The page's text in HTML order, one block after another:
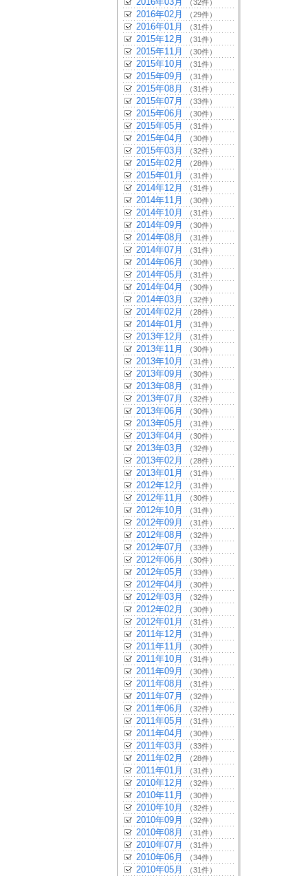
（32件）
2016年02月 （29件）
2016年01月 （31件）
2015年12月 （31件）
2015年11月 （30件）
2015年10月 （31件）
2015年09月 （31件）
2015年08月 （31件）
2015年07月 （33件）
2015年06月 （30件）
2015年05月 （31件）
2015年04月 （30件）
2015年03月 （32件）
2015年02月 （28件）
2015年01月 （31件）
2014年12月 （31件）
2014年11月 （30件）
2014年10月 （31件）
2014年09月 （30件）
2014年08月 （31件）
2014年07月 （31件）
2014年06月 （30件）
2014年05月 （31件）
2014年04月 （30件）
2014年03月 （32件）
2014年02月 （28件）
2014年01月 （31件）
2013年12月 （31件）
2013年11月 （30件）
2013年10月 （31件）
2013年09月 （30件）
2013年08月 （31件）
2013年07月 （32件）
2013年06月 （30件）
2013年05月 （31件）
2013年04月 （30件）
2013年03月 （32件）
2013年02月 （28件）
2013年01月 （31件）
2012年12月 （31件）
2012年11月 （30件）
2012年10月 （31件）
2012年09月 （31件）
2012年08月 （32件）
2012年07月 （33件）
2012年06月 （30件）
2012年05月 （33件）
2012年04月 （30件）
2012年03月 （32件）
2012年02月 （30件）
2012年01月 （31件）
2011年12月 （31件）
2011年11月 （30件）
2011年10月 （31件）
2011年09月 （30件）
2011年08月 （31件）
2011年07月 （32件）
2011年06月 （32件）
2011年05月 （31件）
2011年04月 （30件）
2011年03月 （33件）
2011年02月 （28件）
2011年01月 （31件）
2010年12月 （32件）
2010年11月 （30件）
2010年10月 （32件）
2010年09月 （32件）
2010年08月 （31件）
2010年07月 （31件）
2010年06月 （34件）
2010年05月 （31件）